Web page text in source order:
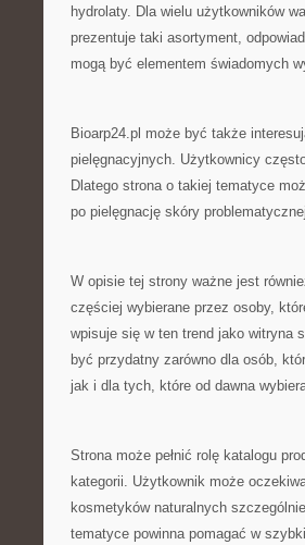
hydrolaty. Dla wielu użytkowników
prezentuje taki asortyment,
mogą być elementem świadomych
Bioarp24.pl może być także
pielęgnacyjnych. Użytkownicy
Dlatego strona o takiej tematyce
po pielęgnację skóry
W opisie tej strony ważne jest
częściej wybierane przez osoby,
wpisuje się w ten trend jako witryna
być przydatny zarówno dla osób,
jak i dla tych, które od dawna
Strona może pełnić rolę katalogu
kategorii. Użytkownik może
kosmetyków naturalnych
tematyce powinna pomagać w